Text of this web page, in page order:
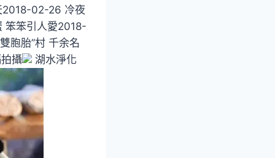
2018-02-26 冷夜
笨笨引人愛2018-
胞胎”村 千余名
攝
湖水淨化